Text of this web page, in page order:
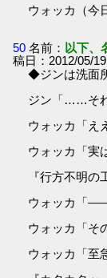
ウォッカ（
50 名前： 以下、
稿日：2012/05/
◆ジンは洗面
ジン「……そ
ウォッカ「え
ウォッカ「実
『行方不明の
ウォッカ「――
ウォッカ「そ
ウォッカ「至